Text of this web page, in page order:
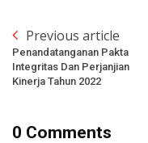
Previous article
Penandatanganan Pakta
Integritas Dan Perjanjian
Kinerja Tahun 2022
0 Comments